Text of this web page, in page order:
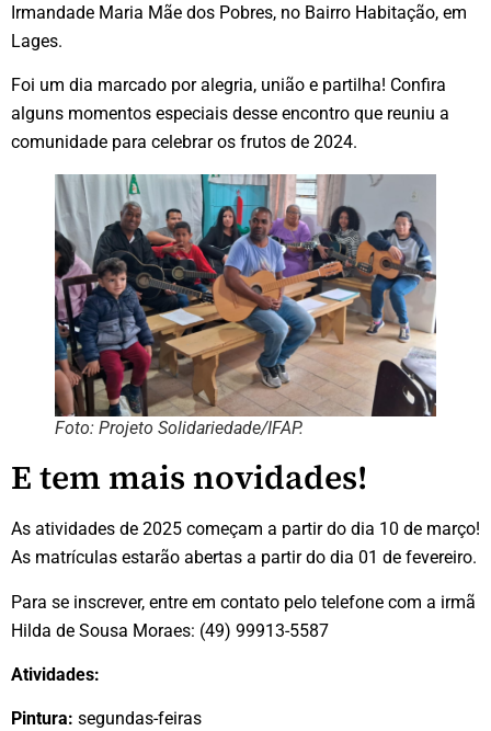
Irmandade Maria Mãe dos Pobres, no Bairro Habitação, em
Lages.
Foi um dia marcado por alegria, união e partilha! Confira
alguns momentos especiais desse encontro que reuniu a
comunidade para celebrar os frutos de 2024.
Foto: Projeto Solidariedade/IFAP.
E tem mais novidades!
As atividades de 2025 começam a partir do dia 10 de março!
As matrículas estarão abertas a partir do dia 01 de fevereiro.
Para se inscrever, entre em contato pelo telefone com a irmã
Hilda de Sousa Moraes: (49) 99913-5587
Atividades:
Pintura: segundas-feiras